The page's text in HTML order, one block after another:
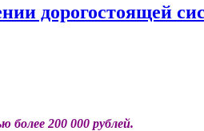
дорогостоящей
более 200 000 рублей.